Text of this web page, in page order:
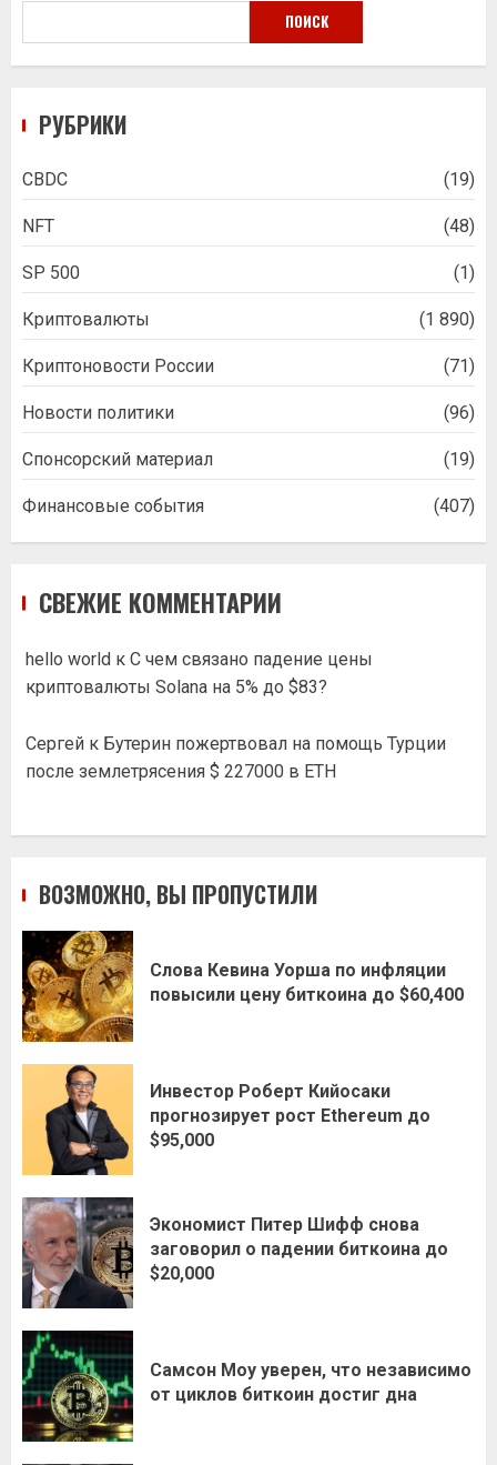
ПОИСК
РУБРИКИ
CBDC (19)
NFT (48)
SP 500 (1)
Криптовалюты (1 890)
Криптоновости России (71)
Новости политики (96)
Спонсорский материал (19)
Финансовые события (407)
СВЕЖИЕ КОММЕНТАРИИ
hello world к С чем связано падение цены
криптовалюты Solana на 5% до $83?
Сергей к Бутерин пожертвовал на помощь Турции
после землетрясения $ 227000 в ETH
ВОЗМОЖНО, ВЫ ПРОПУСТИЛИ
Слова Кевина Уорша по инфляции
повысили цену биткоина до $60,400
Инвестор Роберт Кийосаки
прогнозирует рост Ethereum до
$95,000
Экономист Питер Шифф снова
заговорил о падении биткоина до
$20,000
Самсон Моу уверен, что независимо
от циклов биткоин достиг дна